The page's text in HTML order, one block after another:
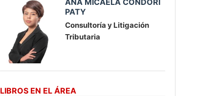
PATY
Consultoría y Litigación
Tributaria
LIBROS EN EL ÁREA